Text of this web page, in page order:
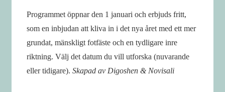
Programmet öppnar den 1 januari och erbjuds fritt,
som en inbjudan att kliva in i det nya året med ett mer
grundat, mänskligt fotfäste och en tydligare inre
riktning. Välj det datum du vill utforska (nuvarande
eller tidigare). Skapad av Digoshen & Novisali